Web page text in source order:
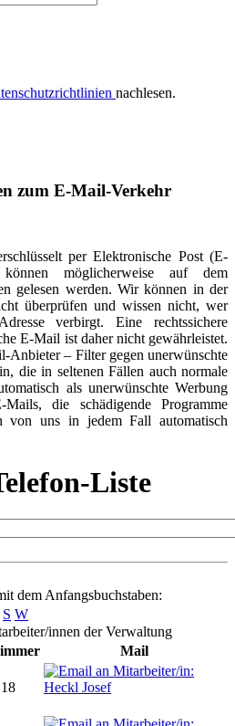
nachlesen.
zum E-Mail-Verkehr
per Elektronische Post (E-
möglicherweise auf dem
gelesen werden. Wir können in der
überprüfen und wissen nicht, wer
verbirgt. Eine rechtssichere
E-Mail ist daher nicht gewährleistet.
Anbieter – Filter gegen unerwünschte
die in seltenen Fällen auch normale
als unerwünschte Werbung
die schädigende Programme
von uns in jedem Fall automatisch
Liste
dem Anfangsbuchstaben:
S W
innen der Verwaltung
Mail